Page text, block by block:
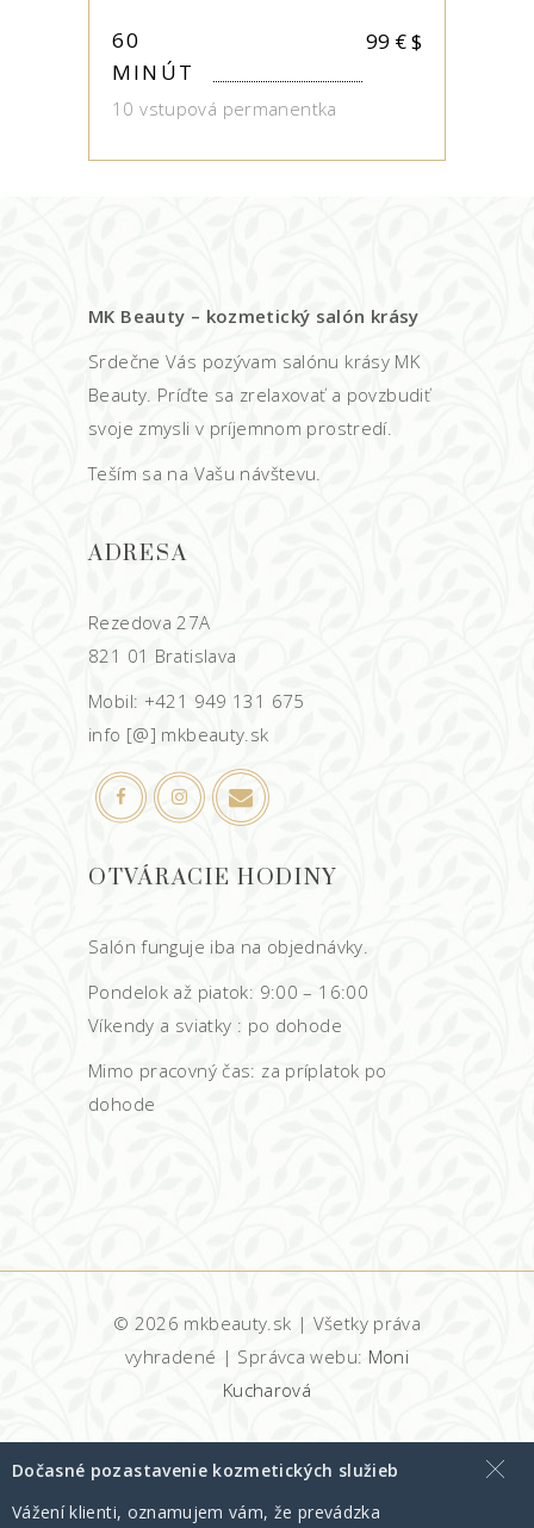
Dočasné pozastavenie kozmetických služieb
Vážení klienti, oznamujem vám, že prevádzka
60
MINÚT
99 €$
10 vstupová permanentka
MK Beauty – kozmetický salón krásy
Srdečne Vás pozývam salónu krásy MK
Beauty. Príďte sa zrelaxovať a povzbudiť
svoje zmysli v príjemnom prostredí.
Teším sa na Vašu návštevu.
ADRESA
Rezedova 27A
821 01 Bratislava
Mobil: +421 949 131 675
info [@] mkbeauty.sk
OTVÁRACIE HODINY
Salón funguje iba na objednávky.
Pondelok až piatok: 9:00 – 16:00
Víkendy a sviatky : po dohode
Mimo pracovný čas: za príplatok po
dohode
© 2026 mkbeauty.sk | Všetky práva
vyhradené | Správca webu: Moni
Kucharová